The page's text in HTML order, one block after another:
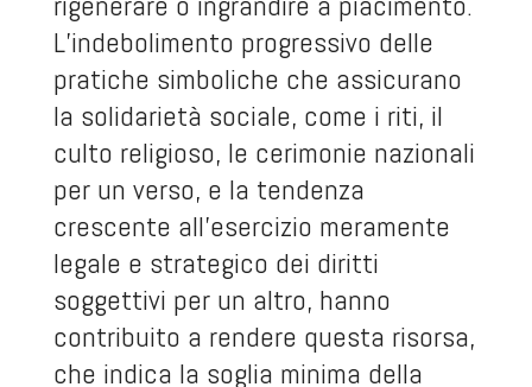
L’indebolimento progressivo delle
pratiche simboliche che assicurano
la solidarietà sociale, come i riti, il
culto religioso, le cerimonie nazionali
per un verso, e la tendenza
crescente all’esercizio meramente
legale e strategico dei diritti
soggettivi per un altro, hanno
contribuito a rendere questa risorsa,
che indica la soglia minima della